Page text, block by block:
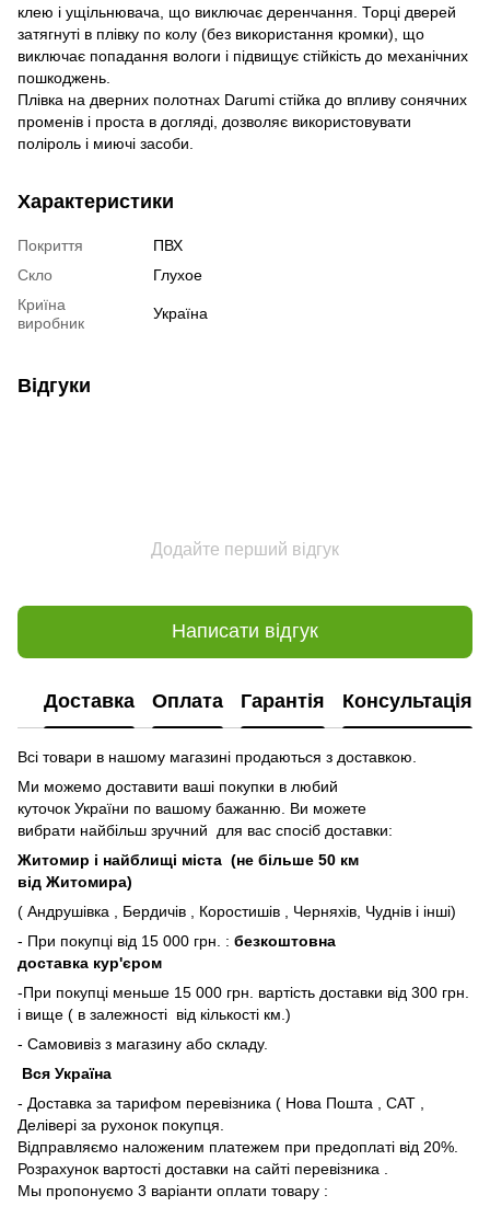
клею і ущільнювача, що виключає деренчання. Торці дверей
затягнуті в плівку по колу (без використання кромки), що
виключає попадання вологи і підвищує стійкість до механічних
пошкоджень.
Плівка на дверних полотнах Darumi стійка до впливу сонячних
променів і проста в догляді, дозволяє використовувати
поліроль і миючі засоби.
Характеристики
Покриття
ПВХ
Скло
Глухое
Криїна
виробник
Україна
Відгуки
Додайте перший відгук
Написати відгук
Доставка Оплата Гарантія Консультація
Всі товари в нашому магазині продаються з доставкою.
Ми можемо доставити ваші покупки в любий
куточок України по вашому бажанню. Ви можете
вибрати найбільш зручний для вас спосіб доставки:
Житомир і найблищі міста (не більше 50 км
від Житомира)
( Андрушівка , Бердичів , Коростишів , Черняхів, Чуднів і інші)
- При покупці від 15 000 грн. : безкоштовна
доставка кур'єром
-При покупці меньше 15 000 грн. вартість доставки від 300 грн.
і вище ( в залежності від кількості км.)
- Самовивіз з магазину або складу.
Вся Україна
- Доставка за тарифом перевізника ( Нова Пошта , САТ ,
Делівері за рухонок покупця.
Відправляємо наложеним платежем при предоплаті від 20%.
Розрахунок вартості доставки на сайті перевізника .
Мы пропонуємо 3 варіанти оплати товару :